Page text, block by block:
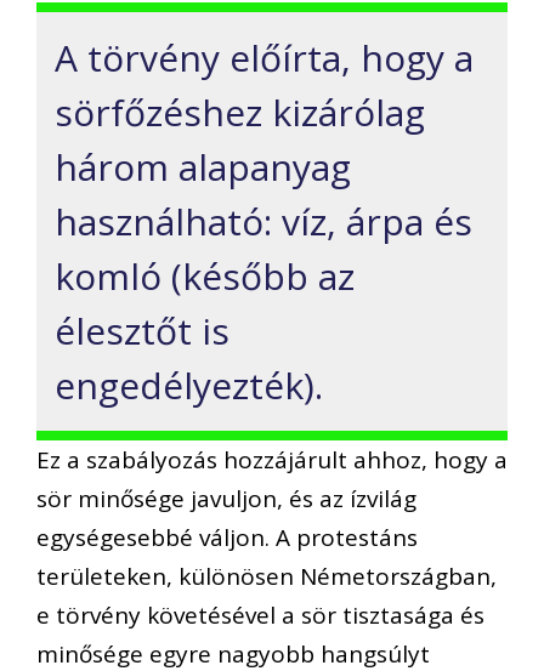
A törvény előírta, hogy a
sörfőzéshez kizárólag
három alapanyag
használható: víz, árpa és
komló (később az
élesztőt is
engedélyezték).
Ez a szabályozás hozzájárult ahhoz, hogy a
sör minősége javuljon, és az ízvilág
egységesebbé váljon. A protestáns
területeken, különösen Németországban,
e törvény követésével a sör tisztasága és
minősége egyre nagyobb hangsúlyt